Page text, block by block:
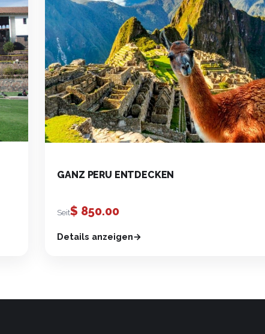
GANZ PERU ENTDECKEN
Seit$ 850.00
Details anzeigen